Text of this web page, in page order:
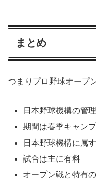
まとめ
つまりプロ野球オープ
日本野球機構の管
期間は春季キャン
日本野球機構に属
試合は主に有料
オープン戦と特有